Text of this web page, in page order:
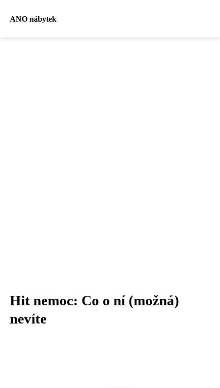
ANO nábytek
Hit nemoc: Co o ní (možná)
nevíte